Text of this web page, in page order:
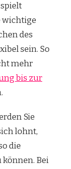
wichtige
des
sein. So
mehr
bis zur
Sie
lohnt,
die
Bei